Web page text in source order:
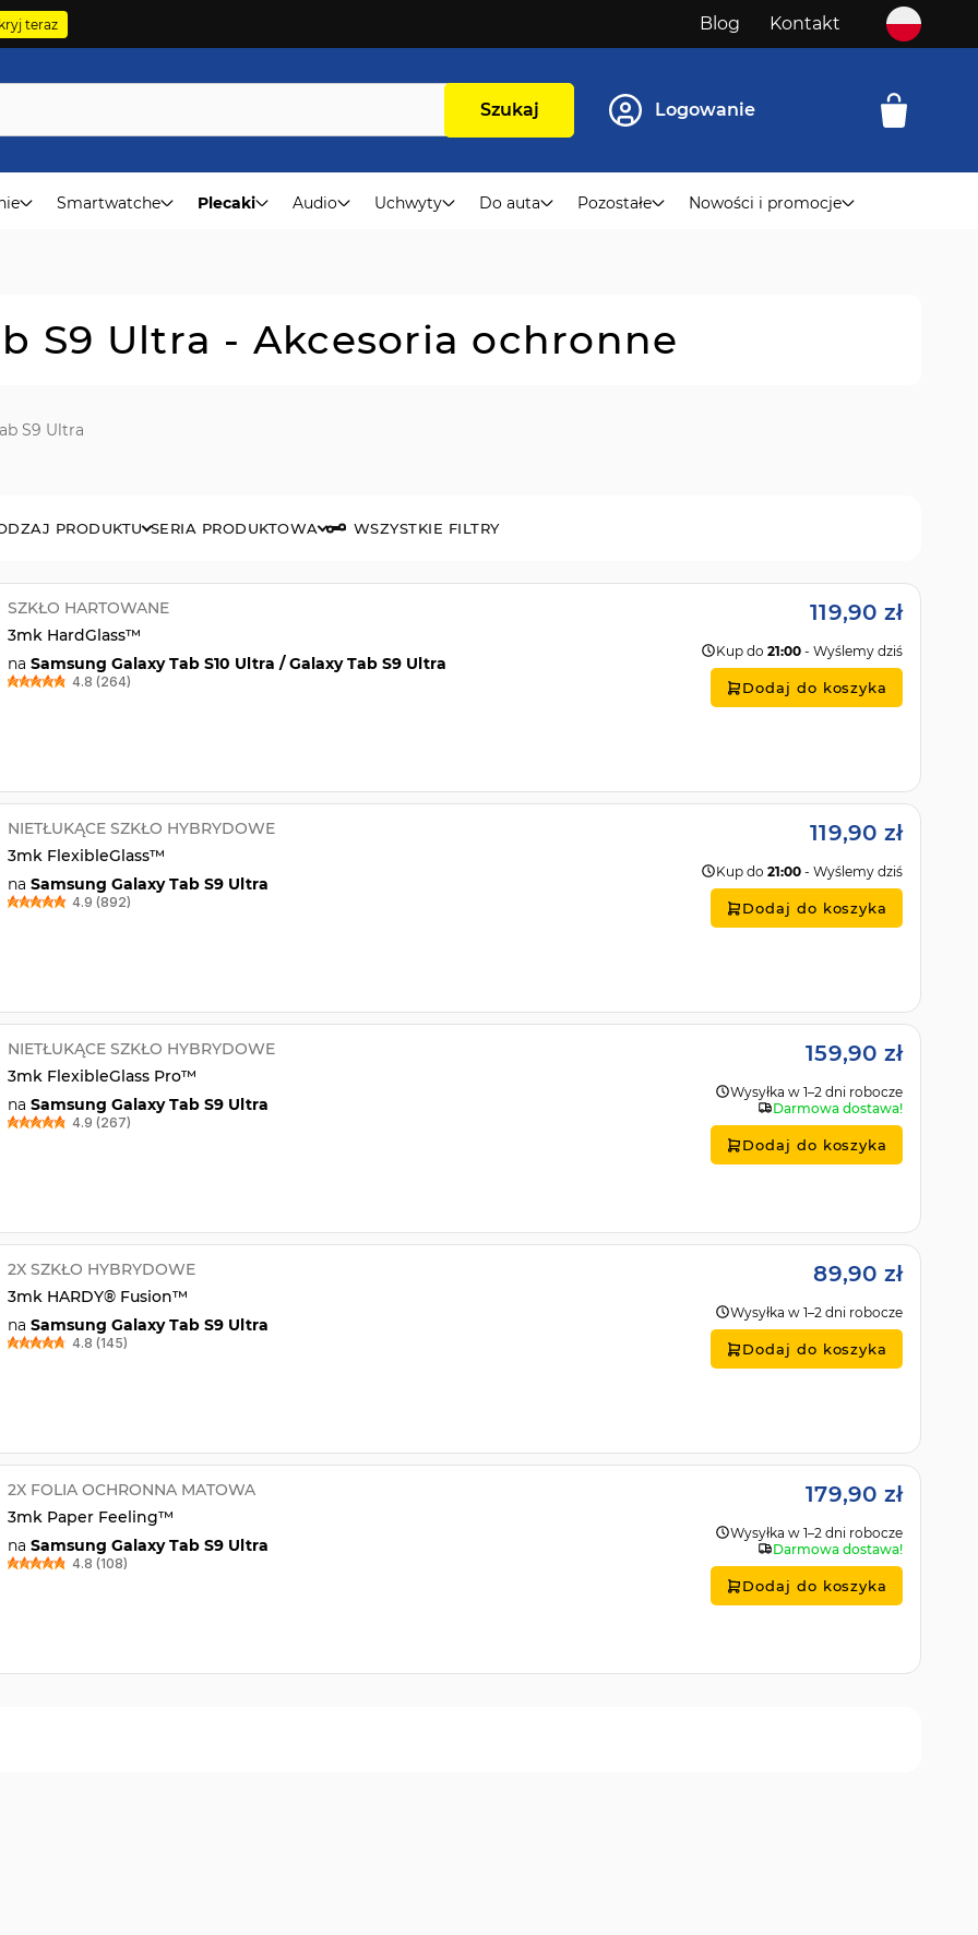
teraz Blog Kontakt
Szukaj Logowanie
Smartwatche Plecaki Audio Uchwyty Do auta Pozostałe Nowości i promocje
S9 Ultra - Akcesoria ochronne
S9 Ultra
PRODUKTU SERIA PRODUKTOWA WSZYSTKIE FILTRY
SZKŁO HARTOWANE
3mk HardGlass™
na Samsung Galaxy Tab S10 Ultra / Galaxy Tab S9 Ultra
4.8 (264)
119,90 zł
Kup do 21:00 - Wyślemy dziś
Dodaj do koszyka
NIETŁUKĄCE SZKŁO HYBRYDOWE
3mk FlexibleGlass™
na Samsung Galaxy Tab S9 Ultra
4.9 (892)
119,90 zł
Kup do 21:00 - Wyślemy dziś
Dodaj do koszyka
NIETŁUKĄCE SZKŁO HYBRYDOWE
3mk FlexibleGlass Pro™
na Samsung Galaxy Tab S9 Ultra
4.9 (267)
159,90 zł
Wysyłka w 1–2 dni robocze
Darmowa dostawa!
Dodaj do koszyka
2X SZKŁO HYBRYDOWE
3mk HARDY® Fusion™
na Samsung Galaxy Tab S9 Ultra
4.8 (145)
89,90 zł
Wysyłka w 1–2 dni robocze
Dodaj do koszyka
2X FOLIA OCHRONNA MATOWA
3mk Paper Feeling™
na Samsung Galaxy Tab S9 Ultra
4.8 (108)
179,90 zł
Wysyłka w 1–2 dni robocze
Darmowa dostawa!
Dodaj do koszyka